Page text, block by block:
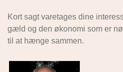
Kort sagt varetages dine
gæld og den økonomi som er
til at hænge sammen.